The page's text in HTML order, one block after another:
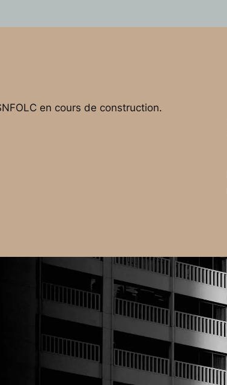
en cours de construction.